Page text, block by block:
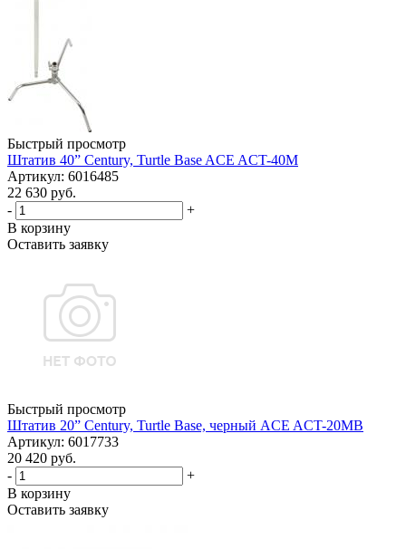
Быстрый просмотр
Штатив 40” Century, Turtle Base ACE ACT-40M
Артикул: 6016485
22 630 руб.
-
+
В корзину
Оставить заявку
Быстрый просмотр
Штатив 20” Century, Turtle Base, черный ACE ACT-20MB
Артикул: 6017733
20 420 руб.
-
+
В корзину
Оставить заявку